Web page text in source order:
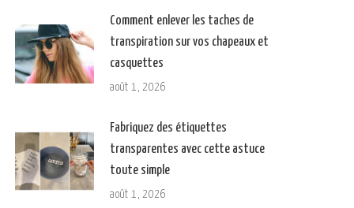
Comment enlever les taches de
transpiration sur vos chapeaux et
casquettes
août 1, 2026
Fabriquez des étiquettes
transparentes avec cette astuce
toute simple
août 1, 2026